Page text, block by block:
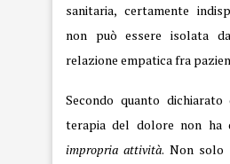
sanitaria, certamente
non può essere isolata
relazione empatica fra
Secondo quanto
terapia del dolore non ha
impropria attività. Non solo